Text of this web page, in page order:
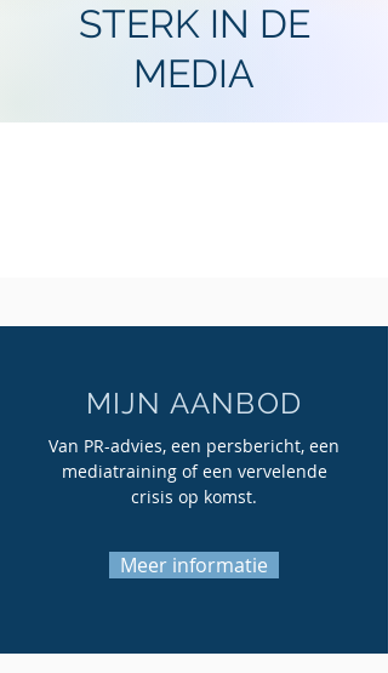
STERK IN DE
MEDIA
MIJN AANBOD
Van PR-advies, een persbericht, een
mediatraining of een vervelende
crisis op komst.
Meer informatie